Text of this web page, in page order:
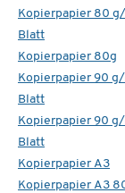
Kopierpapier 80
Blatt
Kopierpapier 80g
Kopierpapier 90
Blatt
Kopierpapier 90
Blatt
Kopierpapier A3
Kopierpapier A3